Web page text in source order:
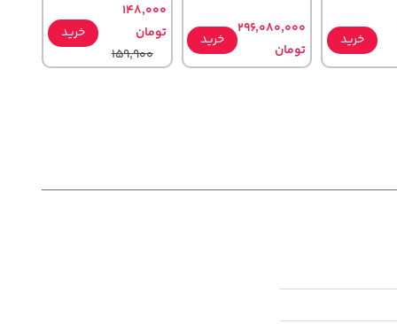
خرید
296,080,000
تومان
خرید
148,000
تومان
159,900
خرید
2,600,000